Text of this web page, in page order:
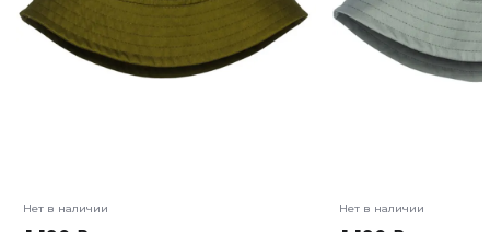
Нет в наличии Нет в наличии